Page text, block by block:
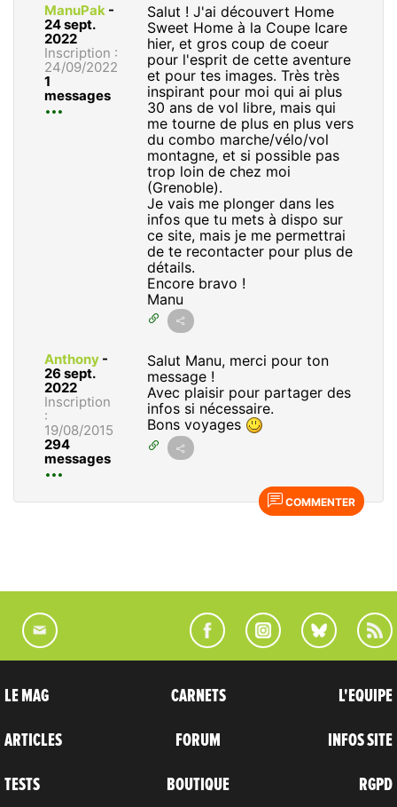
ManuPak -
24 sept.
2022
Inscription :
24/09/2022
1
messages
Salut ! J'ai découvert Home
Sweet Home à la Coupe Icare
hier, et gros coup de coeur
pour l'esprit de cette aventure
et pour tes images. Très très
inspirant pour moi qui ai plus
30 ans de vol libre, mais qui
me tourne de plus en plus vers
du combo marche/vélo/vol
montagne, et si possible pas
trop loin de chez moi
(Grenoble).
Je vais me plonger dans les
infos que tu mets à dispo sur
ce site, mais je me permettrai
de te recontacter pour plus de
détails.
Encore bravo !
Manu
Anthony -
26 sept.
2022
Inscription
:
19/08/2015
294
messages
Salut Manu, merci pour ton
message !
Avec plaisir pour partager des
infos si nécessaire.
Bons voyages
COMMENTER
LE MAG
ARTICLES
TESTS
CARNETS
FORUM
BOUTIQUE
L'EQUIPE
INFOS SITE
RGPD